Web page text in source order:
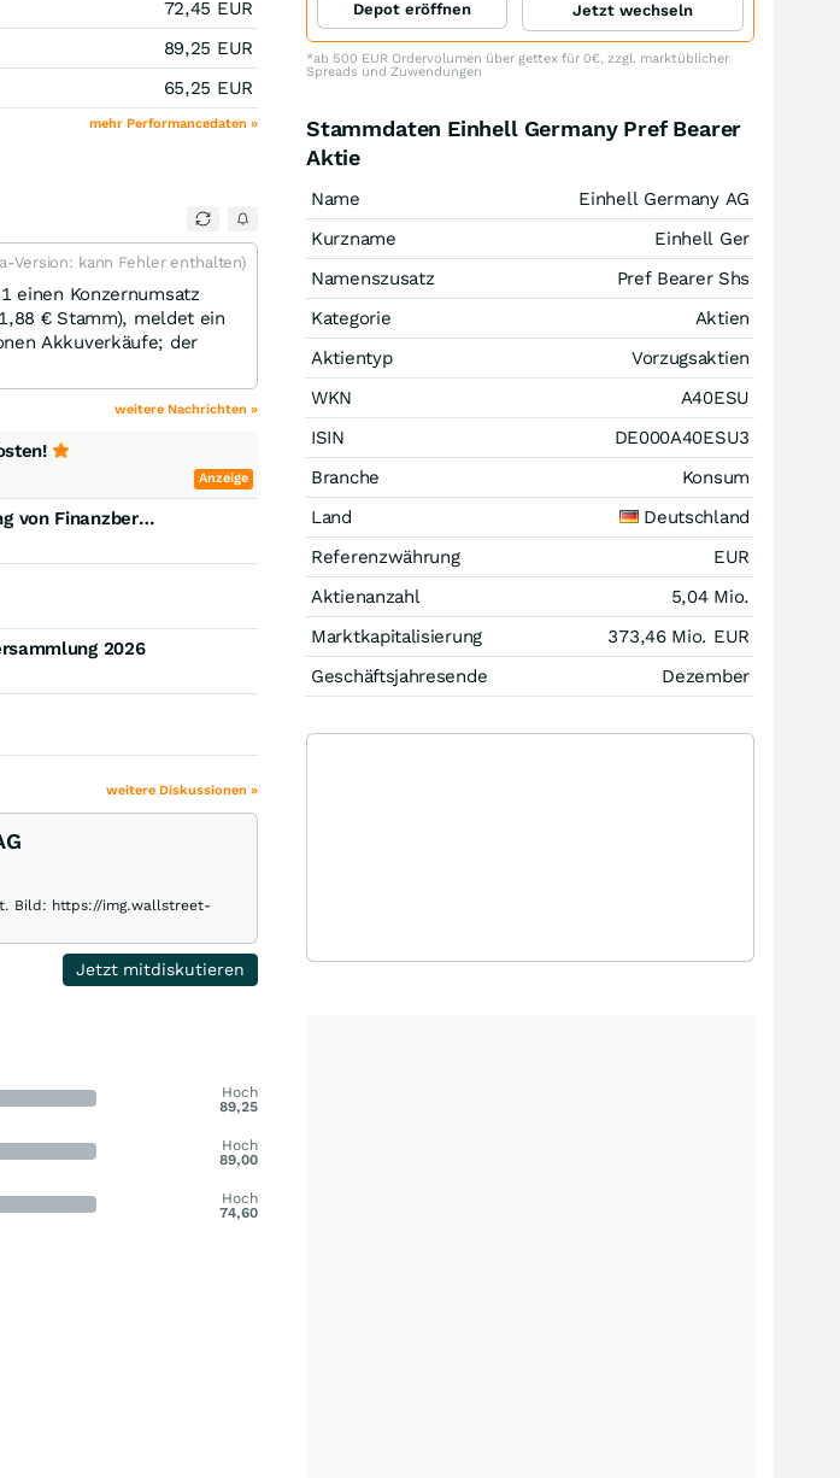
72,45 EUR
89,25 EUR
65,25 EUR
mehr Performancedaten »
Version: kann Fehler enthalten)
einen Konzernumsatz
€ Stamm), meldet ein
Akkuverkäufe; der
weitere Nachrichten »
Anzeige
EQS-AFR: Einhell Germany AG: Vorabbekanntmachung über die Veröffentlichung von Finanzberichten gemäß §§ 114, 115, 117 WpHG
2026
weitere Diskussionen »
Bild: https://img.wallstreet-
Jetzt mitdiskutieren
Hoch
89,25
Hoch
89,00
Hoch
74,60
Depot eröffnen Jetzt wechseln
*ab 500 EUR Ordervolumen über gettex für 0€, zzgl. marktüblicher
Spreads und Zuwendungen
Stammdaten Einhell Germany Pref Bearer
Aktie
Name
Einhell Germany AG
Kurzname
Einhell Ger
Namenszusatz
Pref Bearer Shs
Kategorie
Aktien
Aktientyp
Vorzugsaktien
WKN
A40ESU
ISIN
DE000A40ESU3
Branche
Konsum
Land
Deutschland
Referenzwährung
EUR
Aktienanzahl
5,04 Mio.
Marktkapitalisierung
373,46 Mio. EUR
Geschäftsjahresende
Dezember